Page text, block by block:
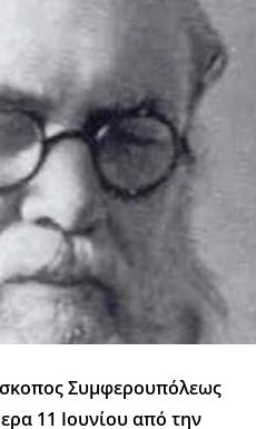
Συμφερουπόλεως
11 Ιουνίου από την